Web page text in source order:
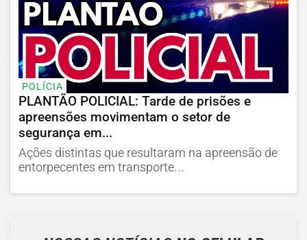
POLÍCIA
PLANTÃO POLICIAL: Tarde de prisões e
apreensões movimentam o setor de
segurança em...
Ações distintas que resultaram na apreensão de
entorpecentes em transporte...